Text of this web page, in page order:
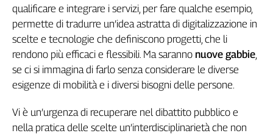
Contatti
La
redazione
qualificare e integrare i servizi, per fare qualche esempio,
permette di tradurre un’idea astratta di digitalizzazione in
scelte e tecnologie che definiscono progetti, che li
rendono più efficaci e flessibili. Ma saranno nuove gabbie,
se ci si immagina di farlo senza considerare le diverse
esigenze di mobilità e i diversi bisogni delle persone.
Vi è un’urgenza di recuperare nel dibattito pubblico e
nella pratica delle scelte un’interdisciplinarietà che non